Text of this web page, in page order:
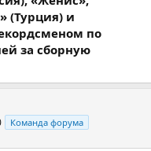
(Турция) и
по
за сборную
Команда форума